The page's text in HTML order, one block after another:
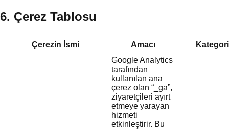
6. Çerez Tablosu
Çerezin İsmi Amacı Kategori
Google Analytics
tarafından
kullanılan ana
çerez olan “_ga”,
ziyaretçileri ayırt
etmeye yarayan
hizmeti
etkinleştirir. Bu